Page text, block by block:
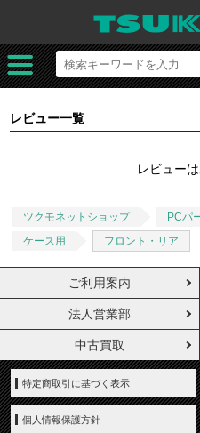
レビュー一覧
レビュー
ツクモネットショップ PCパ
ケース用
フロント・リア
ご利用案内
法人営業部
中古買取
特定商取引に基づく表示
個人情報保護方針